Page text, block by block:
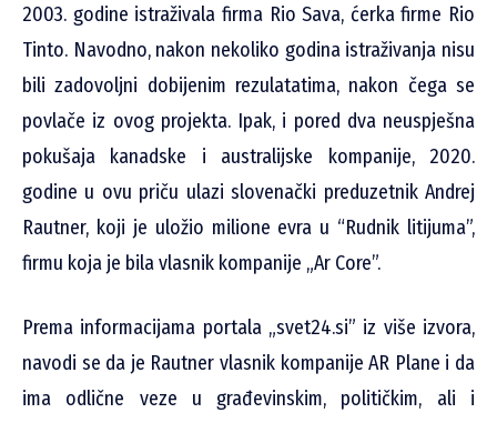
2003. godine istraživala firma Rio Sava, ćerka firme Rio
Tinto. Navodno, nakon nekoliko godina istraživanja nisu
bili zadovoljni dobijenim rezulatatima, nakon čega se
povlače iz ovog projekta. Ipak, i pored dva neuspješna
pokušaja kanadske i australijske kompanije, 2020.
godine u ovu priču ulazi slovenački preduzetnik Andrej
Rautner, koji je uložio milione evra u “Rudnik litijuma”,
firmu koja je bila vlasnik kompanije „Ar Core”.
Prema informacijama portala „svet24.si” iz više izvora,
navodi se da je Rautner vlasnik kompanije AR Plane i da
ima odlične veze u građevinskim, političkim, ali i